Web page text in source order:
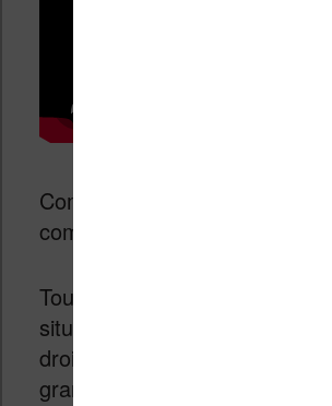
Comme la vidéo est en
commentaires.
Tout d’abord, la Kindle
située à gauche et la Kobo
droite. La Kobo est
grande en raison de son écran.